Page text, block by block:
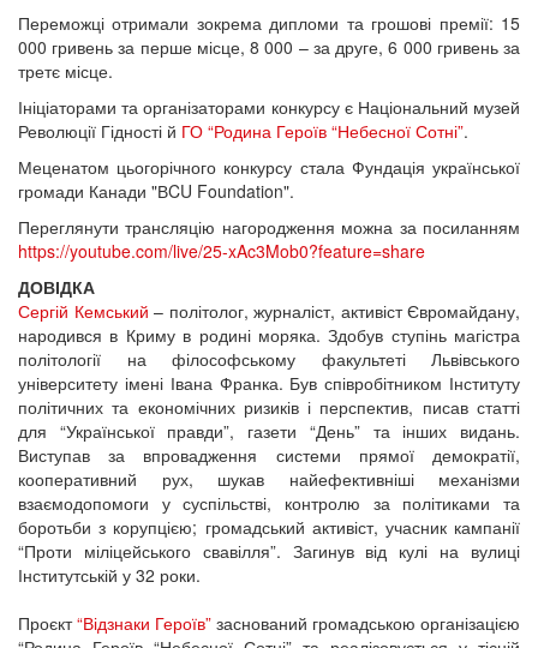
Переможці отримали зокрема дипломи та грошові премії: 15
000 гривень за перше місце, 8 000 – за друге, 6 000 гривень за
третє місце.
Ініціаторами та організаторами конкурсу є Національний музей
Революції Гідності й ГО “Родина Героїв “Небесної Сотні”.
Меценатом цьогорічного конкурсу стала Фундація української
громади Канади "ВCU Foundation".
Переглянути трансляцію нагородження можна за посиланням
https://youtube.com/live/25-xAc3Mob0?feature=share
ДОВІДКА
Сергій Кемський – політолог, журналіст, активіст Євромайдану,
народився в Криму в родині моряка. Здобув ступінь магістра
політології на філософському факультеті Львівського
університету імені Івана Франка. Був співробітником Інституту
політичних та економічних ризиків і перспектив, писав статті
для “Української правди”, газети “День” та інших видань.
Виступав за впровадження системи прямої демократії,
кооперативний рух, шукав найефективніші механізми
взаємодопомоги у суспільстві, контролю за політиками та
боротьби з корупцією; громадський активіст, учасник кампанії
“Проти міліцейського свавілля”. Загинув від кулі на вулиці
Інститутській у 32 роки.
Проєкт“Відзнаки Героїв” заснований громадською організацією